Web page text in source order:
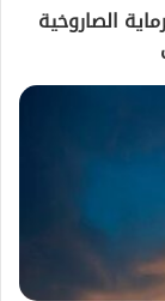
الصاروخية